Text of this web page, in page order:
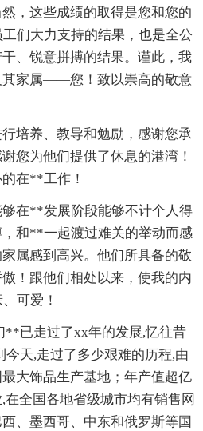
，这些成绩的取得是您和您的
们大力支持的结果，也是全公
、锐意拼搏的结果。谨此，我
其家属——您！致以崇高的敬意
培养、教导和勉励，感谢您承
您为他们提供了休息的港湾！
在**工作！
够在**发展阶段能够不计个人得
和**一起渡过难关的举动而感
属感到高兴。他们所具备的敬
！跟他们相处以来，使我的内
可爱！
**已走过了xx年的发展,忆往昔
天,走过了多少艰难的历程,由
大饰品生产基地；年产值超亿
全国各地省级城市均有销售网
、墨西哥、中东和俄罗斯等国